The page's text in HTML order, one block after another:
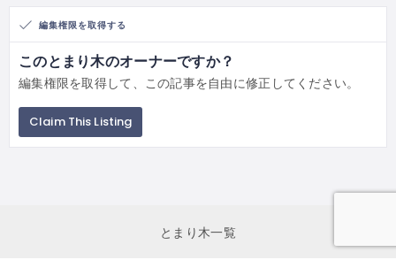
編集権限を取得する
このとまり木のオーナーですか？
編集権限を取得して、この記事を自由に修正してください。
Claim This Listing
とまり木一覧